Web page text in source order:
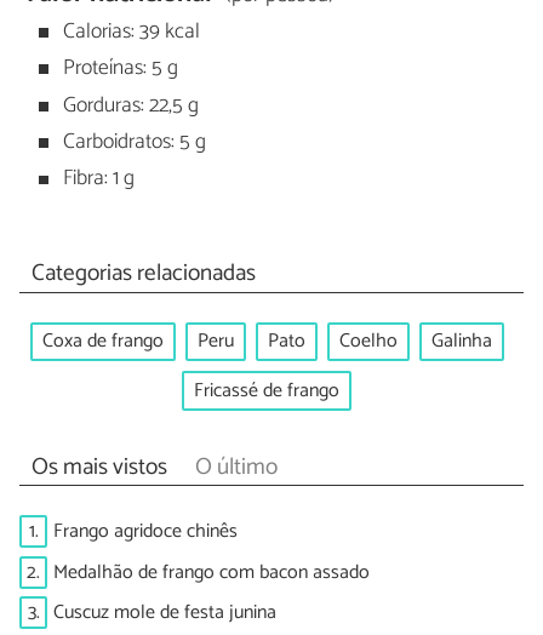
Calorias: 39 kcal
Proteínas: 5 g
Gorduras: 22,5 g
Carboidratos: 5 g
Fibra: 1 g
Categorias relacionadas
Coxa de frango Peru Pato Coelho
Galinha
Fricassé de frango
Os mais vistos O último
1. Frango agridoce chinês
2. Medalhão de frango com bacon assado
3. Cuscuz mole de festa junina